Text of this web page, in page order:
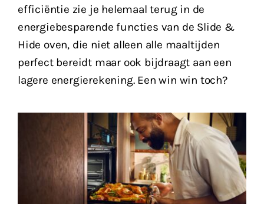
efficiëntie zie je helemaal terug in de
energiebesparende functies van de Slide &
Hide oven, die niet alleen alle maaltijden
perfect bereidt maar ook bijdraagt aan een
lagere energierekening. Een win win toch?